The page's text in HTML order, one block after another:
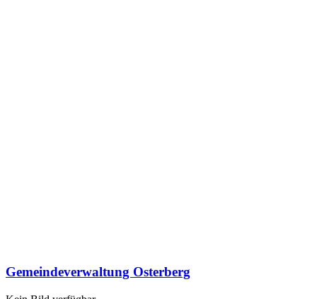
Gemeindeverwaltung Osterberg